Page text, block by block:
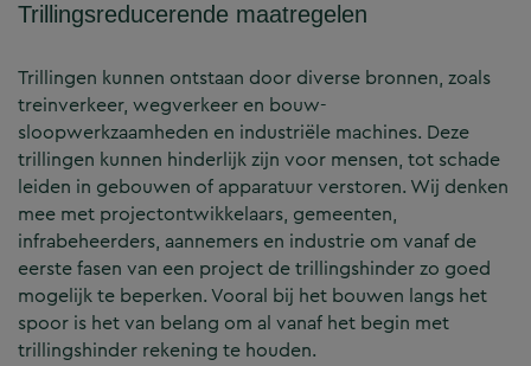
Trillingsreducerende maatregelen
Trillingen kunnen ontstaan door diverse bronnen, zoals
treinverkeer, wegverkeer en bouw-
sloopwerkzaamheden en industriële machines. Deze
trillingen kunnen hinderlijk zijn voor mensen, tot schade
leiden in gebouwen of apparatuur verstoren. Wij denken
mee met projectontwikkelaars, gemeenten,
infrabeheerders, aannemers en industrie om vanaf de
eerste fasen van een project de trillingshinder zo goed
mogelijk te beperken. Vooral bij het bouwen langs het
spoor is het van belang om al vanaf het begin met
trillingshinder rekening te houden.